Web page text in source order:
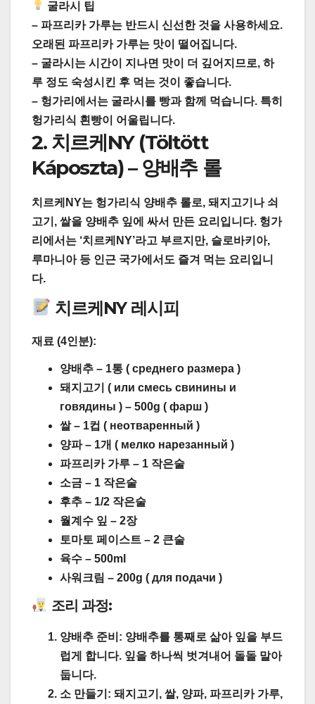
굴라시 팁
– 파프리카 가루는 반드시 신선한 것을 사용하세요.
오래된 파프리카 가루는 맛이 떨어집니다.
– 굴라시는 시간이 지나면 맛이 더 깊어지므로, 하
루 정도 숙성시킨 후 먹는 것이 좋습니다.
– 헝가리에서는 굴라시를 빵과 함께
먹습니다. 특히
헝가리식 흰빵이 어울립니다.
2. 치르케NY (Töltött
Káposzta) – 양배추 롤
치르케NY는 헝가리식 양배추 롤로, 돼지고기나 쇠
고기, 쌀을 양배추 잎에 싸서 만든 요리입니다. 헝가
리에서는 ‘치르케NY’라고 부르지만, 슬로바키아,
루마니아 등 인근 국가에서도 즐겨 먹는 요리입니
다.
치르케NY 레시피
재료 (4인분):
양배추 – 1통 ( среднего размера )
돼지고기 ( или смесь свинины и
говядины ) – 500g ( фарш )
쌀 – 1컵 ( неотваренный )
양파 – 1개 ( мелко нарезанный )
파프리카 가루 – 1 작은술
소금 – 1 작은술
후추 – 1/2 작은술
월계수 잎 – 2장
토마토 페이스트 – 2 큰술
육수 – 500ml
사워크림 – 200g ( для подачи )
조리 과정:
양배추 준비: 양배추를 통째로 삶아 잎을 부드
럽게 합니다. 잎을 하나씩 벗겨내어 돌돌 말아
둡니다.
소 만들기: 돼지고기, 쌀, 양파, 파프리카 가루,